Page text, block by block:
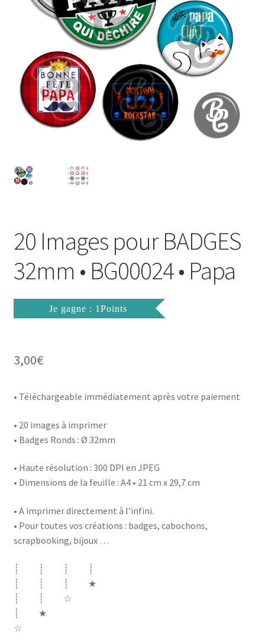
Acheter ma Machine à Badge
CODES PROMOS
Conditions Générales de Vente
Mon compte
Politique de Confidentialité
20 Images pour BADGES
32mm • BG00024 • Papa
Je gagne : 1Points
3,00€
• Téléchargeable immédiatement après votre paiement
• 20 images à imprimer
• Badges Ronds : Ø 32mm
• Haute résolution : 300 DPI en JPEG
• Dimensions de la feuille : A4 • 21 cm x 29,7 cm
• A imprimer directement à l’infini.
• Pour toutes vos créations : badges, cabochons,
scrapbooking, bijoux …
┊ ┊ ┊ ┊
┊ ┊ ┊ ★
┊ ┊ ☆
┊ ★
☆